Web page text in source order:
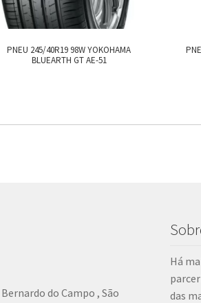
PNEU 245/40R19 98W YOKOHAMA
BLUEARTH GT AE-51
do Campo , São
Há
das